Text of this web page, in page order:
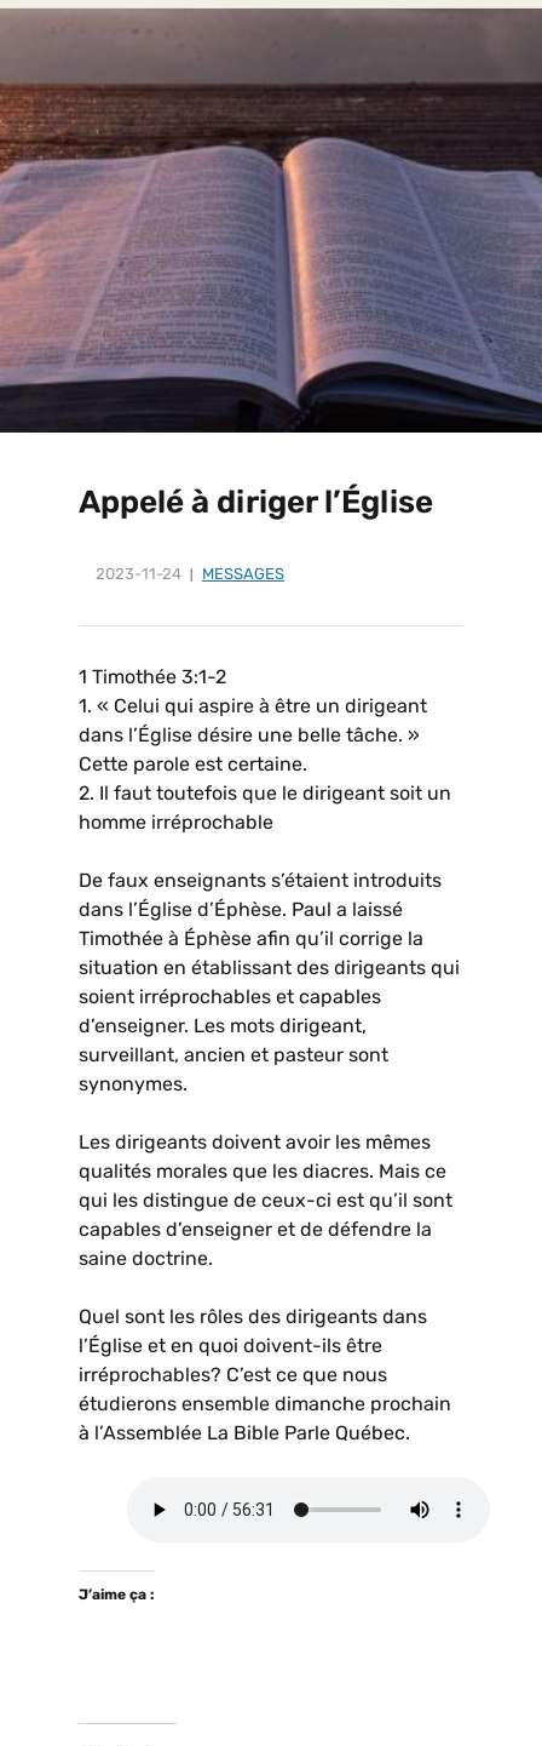
Appelé à diriger l’Église
2023-11-24 MESSAGES
1 Timothée 3:1-2
1. « Celui qui aspire à être un dirigeant
dans l’Église désire une belle tâche. »
Cette parole est certaine.
2. Il faut toutefois que le dirigeant soit un
homme irréprochable
De faux enseignants s’étaient introduits
dans l’Église d’Éphèse. Paul a laissé
Timothée à Éphèse afin qu’il corrige la
situation en établissant des dirigeants qui
soient irréprochables et capables
d’enseigner. Les mots dirigeant,
surveillant, ancien et pasteur sont
synonymes.
Les dirigeants doivent avoir les mêmes
qualités morales que les diacres. Mais ce
qui les distingue de ceux-ci est qu’il sont
capables d’enseigner et de défendre la
saine doctrine.
Quel sont les rôles des dirigeants dans
l’Église et en quoi doivent-ils être
irréprochables? C’est ce que nous
étudierons ensemble dimanche prochain
à l’Assemblée La Bible Parle Québec.
J’aime ça :